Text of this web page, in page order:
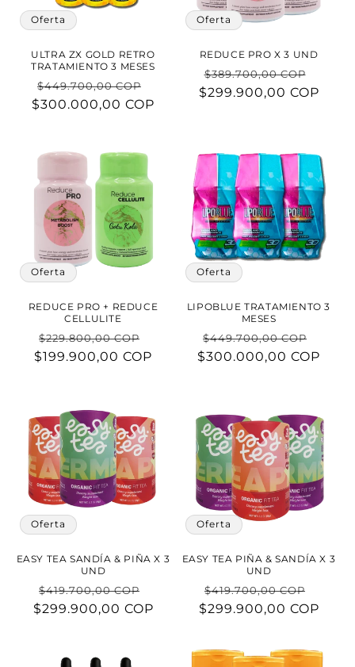
Oferta
ULTRA ZX GOLD RETRO
TRATAMIENTO 3 MESES
Precio
habitual
$449.700,00 COP
de
$300.000,00 COP
Oferta
REDUCE PRO X 3 UND
Precio
habitual
$389.700,00 COP
de
$299.900,00 COP
Oferta
REDUCE PRO + REDUCE
CELLULITE
Precio
habitual
$229.800,00 COP
de
$199.900,00 COP
Oferta
LIPOBLUE TRATAMIENTO 3
MESES
Precio
habitual
$449.700,00 COP
de
$300.000,00 COP
Oferta
EASY TEA SANDÍA & PIÑA X 3
UND
Precio
habitual
$419.700,00 COP
de
$299.900,00 COP
Oferta
EASY TEA PIÑA & SANDÍA X 3
UND
Precio
habitual
$419.700,00 COP
de
$299.900,00 COP